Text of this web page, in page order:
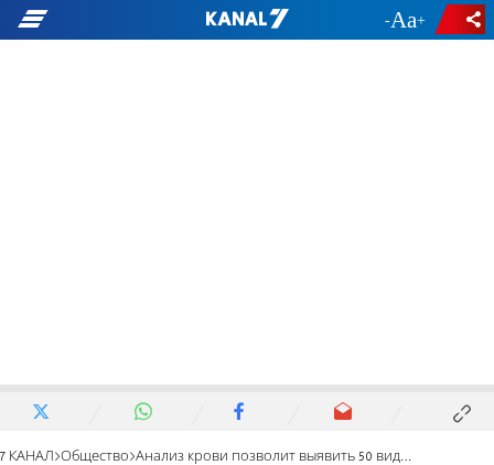
- +
7 КАНАЛ Общество Анализ крови позволит выявить 50 видов рака?